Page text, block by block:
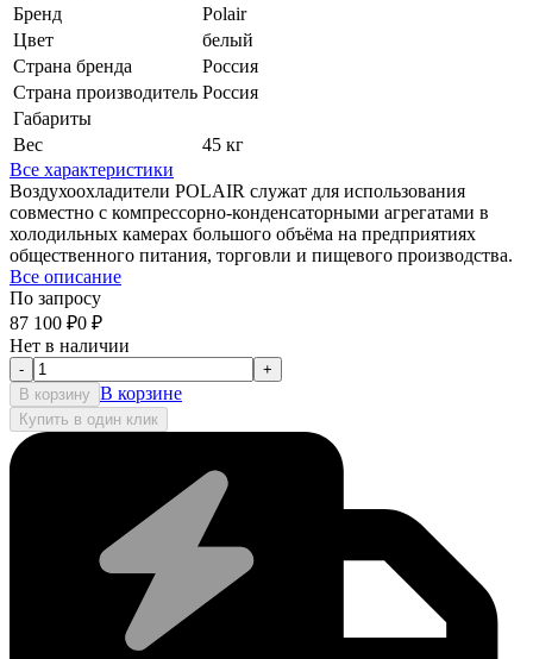
Бренд
Polair
Цвет
белый
Страна бренда
Россия
Страна производитель Россия
Габариты
Вес
45 кг
Все характеристики
Воздухоохладители POLAIR служат для использования
совместно с компрессорно-конденсаторными агрегатами в
холодильных камерах большого объёма на предприятиях
общественного питания, торговли и пищевого производства.
Все описание
По запросу
87 100 ₽0 ₽
Нет в наличии
-
+
В корзину В корзине
Купить в один клик